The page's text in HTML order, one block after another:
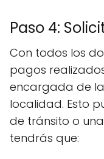
Paso 4:
Con todos los
pagos
encargada de
localidad. Esto
de tránsito o
tendrás que: